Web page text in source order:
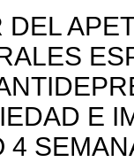
E
4